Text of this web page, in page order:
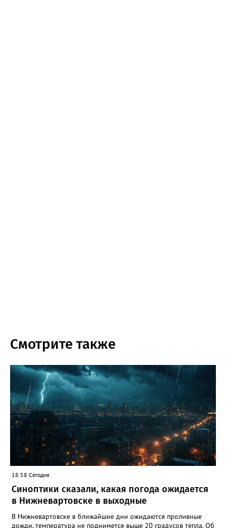
Смотрите также
18:58 Сегодня
Синоптики сказали, какая погода ожидается
в Нижневартовске в выходные
В Нижневартовске в ближайшие дни ожидаются проливные
дожди, температура не поднимется выше 20 градусов тепла. Об